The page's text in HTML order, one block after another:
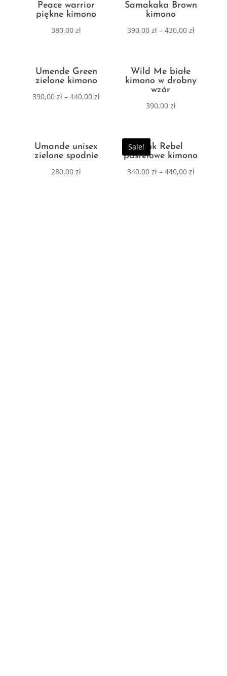
Peace warrior
piękne kimono
380,00zł
Samakaka Brown
kimono
390,00 zł– 430,00 zł
Umende Green
zielone kimono
390,00zł –440,00zł
Wild Me białe
kimono w drobny
wzór
390,00 zł
Umande unisex
zielone spodnie
280,00zł
Sale!Pink Rebel
pastelowe kimono
340,00 zł– 440,00 zł